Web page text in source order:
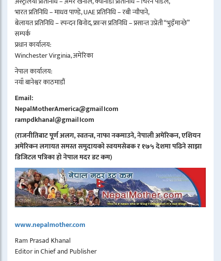
भारत प्रतिनिधि – माधव पाण्डे, UAE प्रतिनिधि – रबी न्यौपाने,
बेलायत प्रतिनिधि – स्पन्दन बिनोद, फ्रान्स प्रतिनिधि – प्रसान्त उप्रेती “भुइँमान्छे”
सम्पर्क
प्रधान कार्यालय:
Winchester Virginia, अमेरिका
नेपाल कार्यालय:
नयाँ बानेश्वर काठमाडौं
Email:
NepalMotherAmerica@gmail।com
rampdkhanal@gmail।com
(राजनीतिबाट पूर्ण अलग, स्वतन्त्र, नाफा नकमाउने, नेपाली अमेरिकन, एशियन
अमेरिकन लगायत समस्त समुदायको स्वयमसेबक र १७५ देशमा पढिने साझा
डिजिटल पत्रिका हो नेपाल मदर डट कम)
www.nepalmother.com
Ram Prasad Khanal
Editor in Chief and Publisher